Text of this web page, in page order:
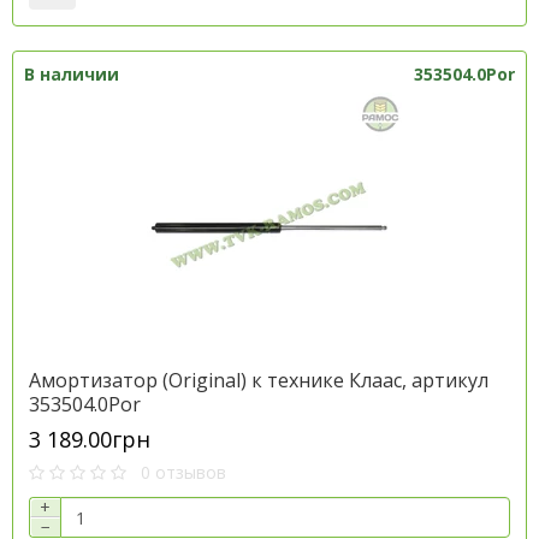
В наличии 353504.0Por
Амортизатор (Original) к технике Клаас, артикул
353504.0Por
3 189.00грн
0 отзывов
+
−